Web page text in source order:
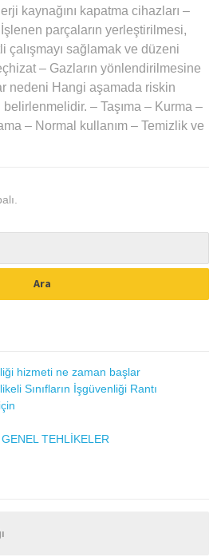
kaynağını kapatma cihazları –
parçaların yerleştirilmesi,
çalışmayı sağlamak ve düzeni
– Gazların yönlendirilmesine
nedeni Hangi aşamada riskin
– Taşıma – Kurma –
– Normal kullanım – Temizlik ve
hizmeti ne zaman başlar
Sınıfların İşgüvenliği Rantı
TEHLİKELER